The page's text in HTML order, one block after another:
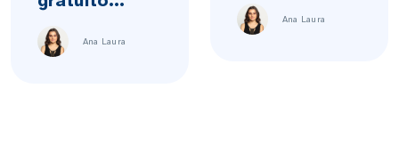
Ana Laura
Ana Laura